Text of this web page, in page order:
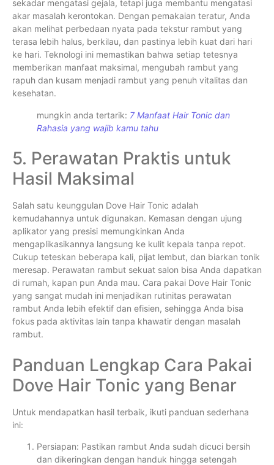
sekadar mengatasi gejala, tetapi juga membantu mengatasi
akar masalah kerontokan. Dengan pemakaian teratur, Anda
akan melihat perbedaan nyata pada tekstur rambut yang
terasa lebih halus, berkilau, dan pastinya lebih kuat dari hari
ke hari. Teknologi ini memastikan bahwa setiap tetesnya
memberikan manfaat maksimal, mengubah rambut yang
rapuh dan kusam menjadi rambut yang penuh vitalitas dan
kesehatan.
mungkin anda tertarik: 7 Manfaat Hair Tonic dan
Rahasia yang wajib kamu tahu
5. Perawatan Praktis untuk
Hasil Maksimal
Salah satu keunggulan Dove Hair Tonic adalah
kemudahannya untuk digunakan. Kemasan dengan ujung
aplikator yang presisi memungkinkan Anda
mengaplikasikannya langsung ke kulit kepala tanpa repot.
Cukup teteskan beberapa kali, pijat lembut, dan biarkan tonik
meresap. Perawatan rambut sekuat salon bisa Anda dapatkan
di rumah, kapan pun Anda mau. Cara pakai Dove Hair Tonic
yang sangat mudah ini menjadikan rutinitas perawatan
rambut Anda lebih efektif dan efisien, sehingga Anda bisa
fokus pada aktivitas lain tanpa khawatir dengan masalah
rambut.
Panduan Lengkap Cara Pakai
Dove Hair Tonic yang Benar
Untuk mendapatkan hasil terbaik, ikuti panduan sederhana
ini:
Persiapan: Pastikan rambut Anda sudah dicuci bersih
dan dikeringkan dengan handuk hingga setengah